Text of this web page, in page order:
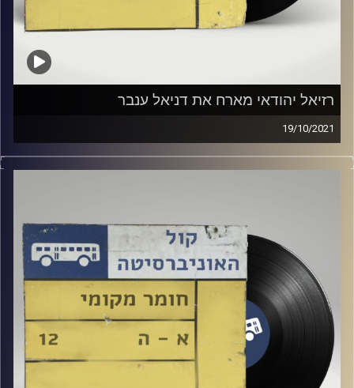
רזיאל יהודאי מארח את דניאל ענבר
19/10/2021
שעה של מוזיקה ישראלית עם רזיאל יהודאי.
Elior Buchnik